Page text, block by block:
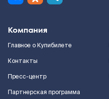
Компания
Главное о Купибилете
Контакты
Пресс-центр
Партнерская программа